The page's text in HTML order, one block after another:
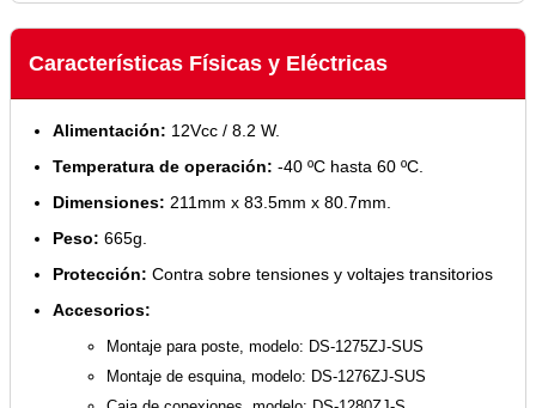
Características Físicas y Eléctricas
Alimentación: 12Vcc / 8.2 W.
Temperatura de operación: -40 ºC hasta 60 ºC.
Dimensiones: 211mm x 83.5mm x 80.7mm.
Peso: 665g.
Protección: Contra sobre tensiones y voltajes transitorios
Accesorios:
Montaje para poste, modelo: DS-1275ZJ-SUS
Montaje de esquina, modelo: DS-1276ZJ-SUS